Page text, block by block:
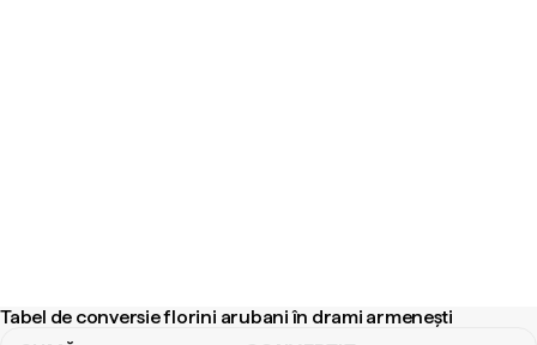
Tabel de conversie florini arubani în drami armenești